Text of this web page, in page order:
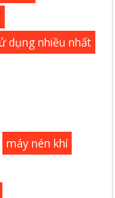
dụng nhiều nhất
máy nén khí